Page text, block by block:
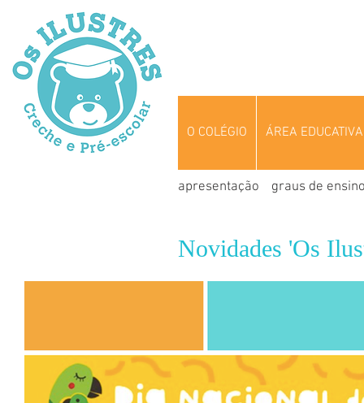
O COLÉGIO ÁREA EDUCATIVA
apresentação graus de
Novidades 'Os